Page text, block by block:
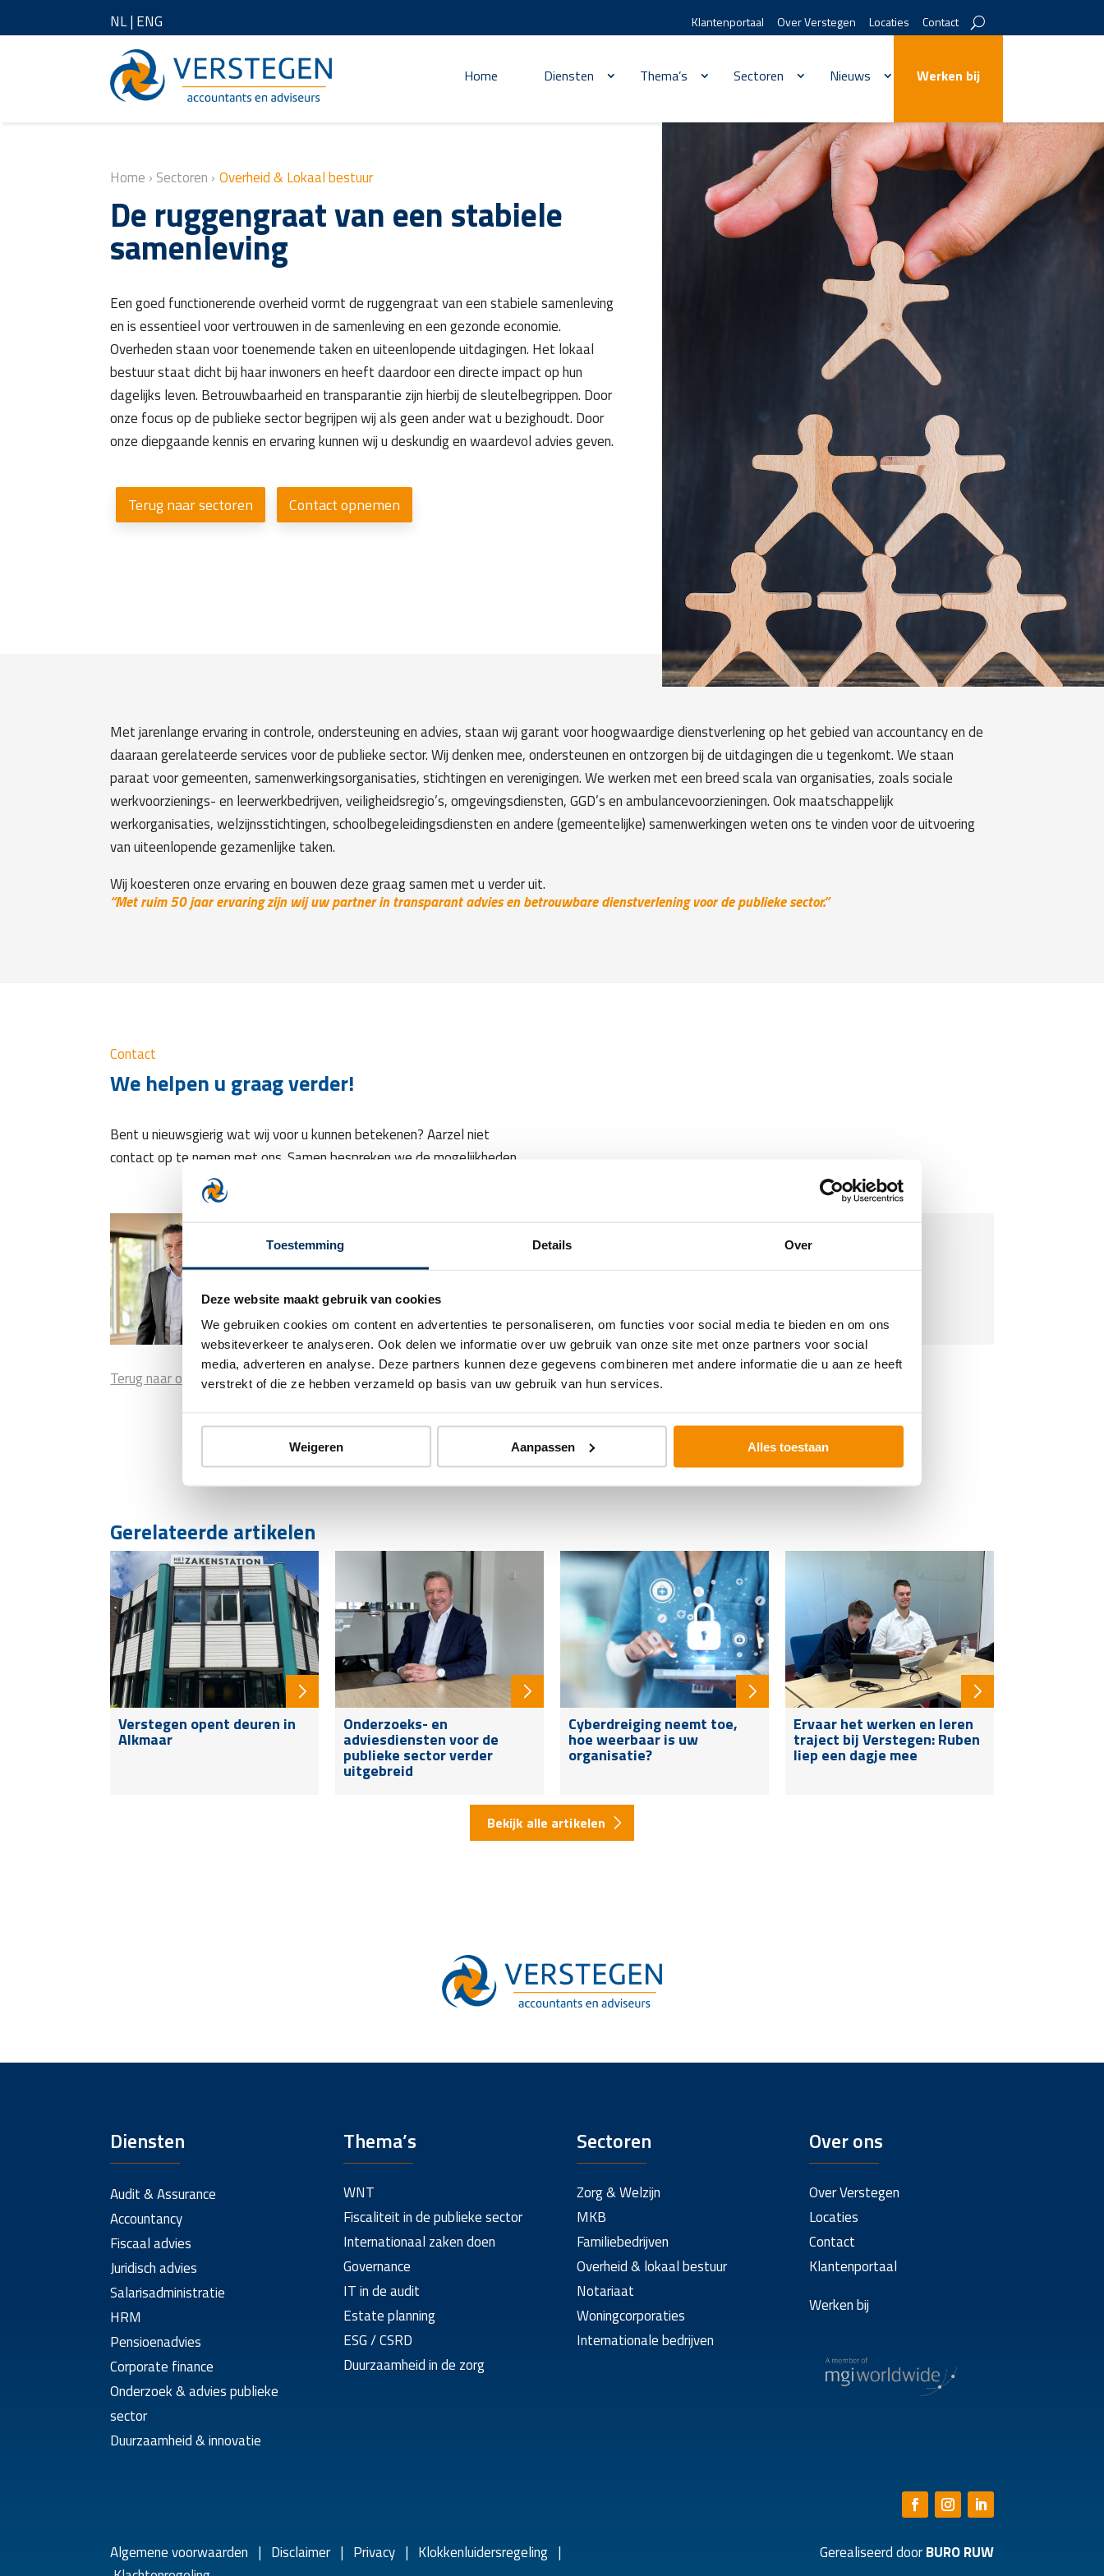
Toestemming Details Over
Deze website maakt gebruik van cookies
We gebruiken cookies om content en advertenties te personaliseren, om functies voor social media te bieden en om ons
websiteverkeer te analyseren. Ook delen we informatie over uw gebruik van onze site met onze partners voor social
media, adverteren en analyse. Deze partners kunnen deze gegevens combineren met andere informatie die u aan ze heeft
verstrekt of die ze hebben verzameld op basis van uw gebruik van hun services.
Weigeren Aanpassen Alles toestaan
NL| ENG Klantenportaal Over Verstegen Locaties Contact
Home Diensten Thema’s Sectoren Nieuws Werken bij
Home › Sectoren › Overheid & Lokaal bestuur
De ruggengraat van een stabiele
samenleving
Een goed functionerende overheid vormt de ruggengraat van een stabiele samenleving
en is essentieel voor vertrouwen in de samenleving en een gezonde economie.
Overheden staan voor toenemende taken en uiteenlopende uitdagingen. Het lokaal
bestuur staat dicht bij haar inwoners en heeft daardoor een directe impact op hun
dagelijks leven. Betrouwbaarheid en transparantie zijn hierbij de sleutelbegrippen. Door
onze focus op de publieke sector begrijpen wij als geen ander wat u bezighoudt. Door
onze diepgaande kennis en ervaring kunnen wij u deskundig en waardevol advies geven.
Terug naar sectoren Contact opnemen
Met jarenlange ervaring in controle, ondersteuning en advies, staan wij garant voor hoogwaardige dienstverlening op het gebied van accountancy en de
daaraan gerelateerde services voor de publieke sector. Wij denken mee, ondersteunen en ontzorgen bij de uitdagingen die u tegenkomt. We staan
paraat voor gemeenten, samenwerkingsorganisaties, stichtingen en verenigingen. We werken met een breed scala van organisaties, zoals sociale
werkvoorzienings- en leerwerkbedrijven, veiligheidsregio’s, omgevingsdiensten, GGD’s en ambulancevoorzieningen. Ook maatschappelijk
werkorganisaties, welzijnsstichtingen, schoolbegeleidingsdiensten en andere (gemeentelijke) samenwerkingen weten ons te vinden voor de uitvoering
van uiteenlopende gezamenlijke taken.
Wij koesteren onze ervaring en bouwen deze graag samen met u verder uit.
“Met ruim 50 jaar ervaring zijn wij uw partner in transparant advies en betrouwbare dienstverlening voor de publieke sector.”
Contact
We helpen u graag verder!
Bent u nieuwsgierig wat wij voor u kunnen betekenen? Aarzel niet
contact op te nemen met ons. Samen bespreken we de mogelijkheden.
Wayne de Vries RA
w.de.vries@verstegenaccountants.nl
Drs. Jaap Schot RA
Terug naar overzicht
Gerelateerde artikelen
Verstegen opent deuren in
Alkmaar
Onderzoeks- en
adviesdiensten voor de
publieke sector verder
uitgebreid
Cyberdreiging neemt toe,
hoe weerbaar is uw
organisatie?
Ervaar het werken en leren
traject bij Verstegen: Ruben
liep een dagje mee
Bekijk alle artikelen
Diensten
Audit & Assurance
Accountancy
Fiscaal advies
Juridisch advies
Salarisadministratie
HRM
Pensioenadvies
Corporate finance
Onderzoek & advies publieke
sector
Duurzaamheid & innovatie
Thema’s
WNT
Fiscaliteit in de publieke sector
Internationaal zaken doen
Governance
IT in de audit
Estate planning
ESG / CSRD
Duurzaamheid in de zorg
Sectoren
Zorg & Welzijn
MKB
Familiebedrijven
Overheid & lokaal bestuur
Notariaat
Woningcorporaties
Internationale bedrijven
Over ons
Over Verstegen
Locaties
Contact
Klantenportaal
Werken bij
Algemene voorwaarden | Disclaimer| Privacy | Klokkenluidersregeling |
Gerealiseerd doorBURO RUW